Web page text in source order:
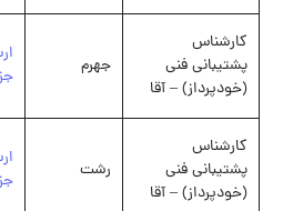
کارشناس
پشتیبانی فنی
(خودپرداز) – آقا
جهرم
کارشناس
پشتیبانی فنی
(خودپرداز) – آقا
رشت